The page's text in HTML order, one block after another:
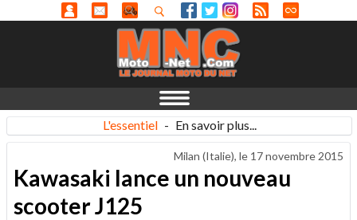
L'essentiel - En savoir plus...
Milan (Italie), le 17 novembre 2015
Kawasaki lance un nouveau
scooter J125